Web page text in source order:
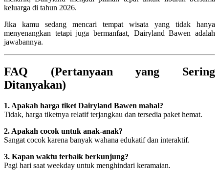
keluarga di tahun 2026.
Jika kamu sedang mencari tempat wisata yang tidak hanya
menyenangkan tetapi juga bermanfaat, Dairyland Bawen adalah
jawabannya.
FAQ (Pertanyaan yang Sering
Ditanyakan)
1. Apakah harga tiket Dairyland Bawen mahal?
Tidak, harga tiketnya relatif terjangkau dan tersedia paket hemat.
2. Apakah cocok untuk anak-anak?
Sangat cocok karena banyak wahana edukatif dan interaktif.
3. Kapan waktu terbaik berkunjung?
Pagi hari saat weekday untuk menghindari keramaian.